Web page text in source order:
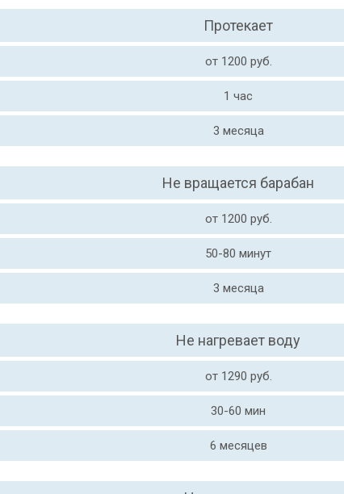
Протекает
от 1200 руб.
1 час
3 месяца
Не вращается барабан
от 1200 руб.
50-80 минут
3 месяца
Не нагревает воду
от 1290 руб.
30-60 мин
6 месяцев